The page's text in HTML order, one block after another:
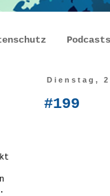
Podcasts
Dienstag,
#199